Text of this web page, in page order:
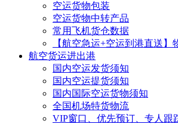
空运货物包装
空运货物中转产品
常用飞机货仓数据
【航空急运+空运到港直送】
航空货运进出港
国内空运发货须知
国内空运提货须知
国内国际空运货物须知
全国机场特货物流
VIP窗口、优先预订、专人跟